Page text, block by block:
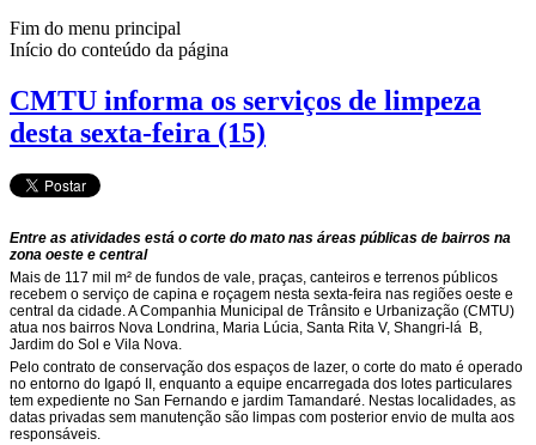
Fim do menu principal
Início do conteúdo da página
CMTU informa os serviços de limpeza
desta sexta-feira (15)
Entre as atividades está o corte do mato nas áreas públicas de bairros na
zona oeste e central
Mais de 117 mil m² de fundos de vale, praças, canteiros e terrenos públicos
recebem o serviço de capina e roçagem nesta sexta-feira nas regiões oeste e
central da cidade. A Companhia Municipal de Trânsito e Urbanização (CMTU)
atua nos bairros Nova Londrina, Maria Lúcia, Santa Rita V, Shangri-lá B,
Jardim do Sol e Vila Nova.
Pelo contrato de conservação dos espaços de lazer, o corte do mato é operado
no entorno do Igapó II, enquanto a equipe encarregada dos lotes particulares
tem expediente no San Fernando e jardim Tamandaré. Nestas localidades, as
datas privadas sem manutenção são limpas com posterior envio de multa aos
responsáveis.